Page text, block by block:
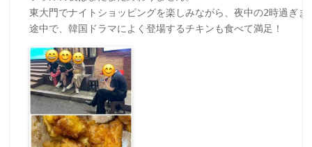
東大門でナイトショッピングを楽しみながら、夜中の2時過ぎま